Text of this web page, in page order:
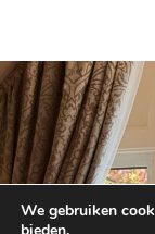
in het
We gebruiken